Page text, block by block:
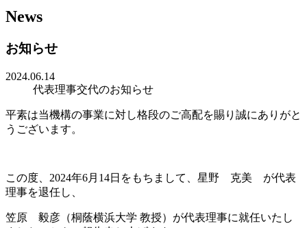
News
お知らせ
2024.06.14
代表理事交代のお知らせ
平素は当機構の事業に対し格段のご高配を賜り誠にありがと
うございます。
この度、2024年6月14日をもちまして、星野 克美 が代表
理事を退任し、
笠原 毅彦（桐蔭横浜大学 教授）が代表理事に就任いたし